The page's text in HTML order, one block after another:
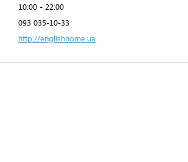
10:00 - 22:00
093 035-10-33
http://englishhome.ua